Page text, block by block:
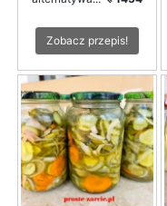
Zobacz przepis!